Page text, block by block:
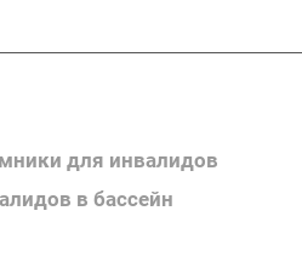
для инвалидов
в бассейн